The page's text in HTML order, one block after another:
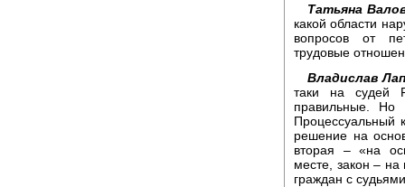
Татьяна
какой области
вопросов от
трудовые
Владислав
таки на судей
правильные. Но
Процессуальный
решение на
вторая – «на
месте, закон –
граждан с